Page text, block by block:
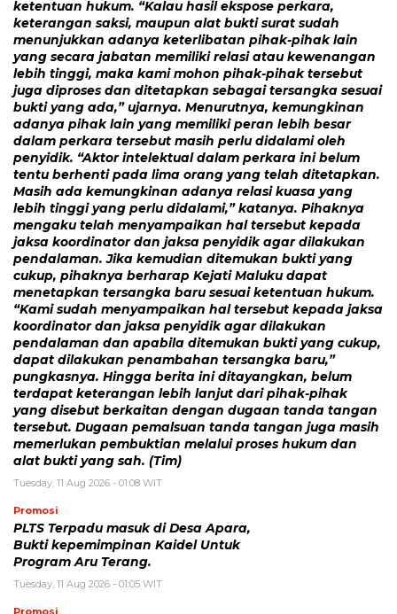
ketentuan hukum. “Kalau hasil ekspose perkara,
keterangan saksi, maupun alat bukti surat sudah
menunjukkan adanya keterlibatan pihak-pihak lain
yang secara jabatan memiliki relasi atau kewenangan
lebih tinggi, maka kami mohon pihak-pihak tersebut
juga diproses dan ditetapkan sebagai tersangka sesuai
bukti yang ada,” ujarnya. Menurutnya, kemungkinan
adanya pihak lain yang memiliki peran lebih besar
dalam perkara tersebut masih perlu didalami oleh
penyidik. “Aktor intelektual dalam perkara ini belum
tentu berhenti pada lima orang yang telah ditetapkan.
Masih ada kemungkinan adanya relasi kuasa yang
lebih tinggi yang perlu didalami,” katanya. Pihaknya
mengaku telah menyampaikan hal tersebut kepada
jaksa koordinator dan jaksa penyidik agar dilakukan
pendalaman. Jika kemudian ditemukan bukti yang
cukup, pihaknya berharap Kejati Maluku dapat
menetapkan tersangka baru sesuai ketentuan hukum.
“Kami sudah menyampaikan hal tersebut kepada jaksa
koordinator dan jaksa penyidik agar dilakukan
pendalaman dan apabila ditemukan bukti yang cukup,
dapat dilakukan penambahan tersangka baru,”
pungkasnya. Hingga berita ini ditayangkan, belum
terdapat keterangan lebih lanjut dari pihak-pihak
yang disebut berkaitan dengan dugaan tanda tangan
tersebut. Dugaan pemalsuan tanda tangan juga masih
memerlukan pembuktian melalui proses hukum dan
alat bukti yang sah. (Tim)
Tuesday, 11 Aug 2026 - 01:08 WIT
Promosi
PLTS Terpadu masuk di Desa Apara,
Bukti kepemimpinan Kaidel Untuk
Program Aru Terang.
Tuesday, 11 Aug 2026 - 01:05 WIT